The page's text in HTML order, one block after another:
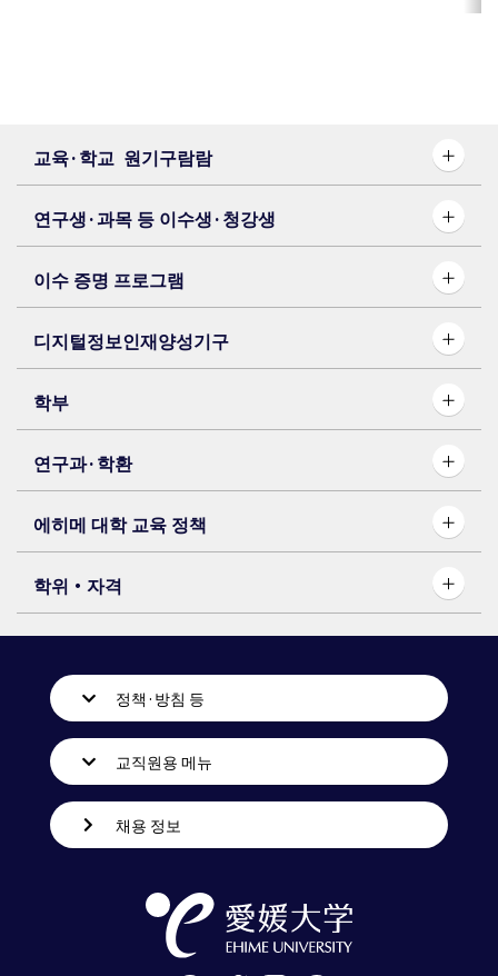
교육·학교 원기구람람
연구생·과목 등 이수생·청강생
이수 증명 프로그램
디지털정보인재양성기구
학부
연구과·학환
에히메 대학 교육 정책
학위・자격
정책·방침 등
교직원용 메뉴
채용 정보